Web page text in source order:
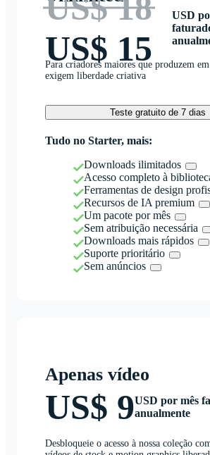
US$ 15
USD
Para criadores maiores que produzem em
exigem liberdade criativa
Teste gratuito de 7 dias
Tudo no Starter, mais:
Downloads ilimitados
Acesso completo à
Ferramentas de design
Recursos de IA premium
Um pacote por mês
Sem atribuição necessária
Downloads mais rápidos
Suporte prioritário
Sem anúncios
Apenas vídeo
US$ 9USD por mês
anualmente
Desbloqueie o acesso à nossa coleção